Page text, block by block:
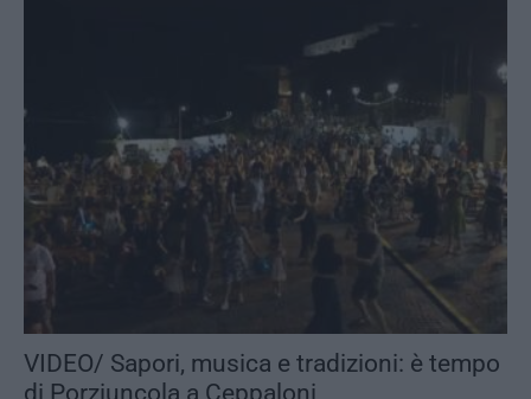
VIDEO/ Sapori, musica e tradizioni: è tempo
di Porziuncola a Ceppaloni